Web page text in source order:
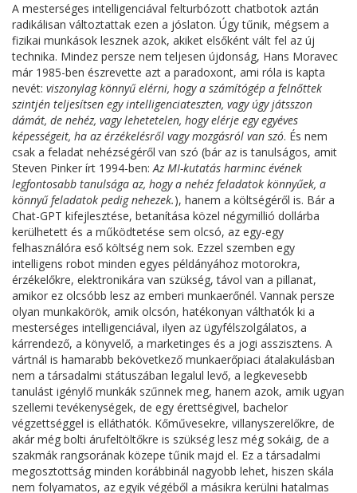
A mesterséges intelligenciával felturbózott chatbotok aztán
radikálisan változtattak ezen a jóslaton. Úgy tűnik, mégsem a
fizikai munkások lesznek azok, akiket elsőként vált fel az új
technika. Mindez persze nem teljesen újdonság, Hans Moravec
már 1985-ben észrevette azt a paradoxont, ami róla is kapta
nevét: viszonylag könnyű elérni, hogy a számítógép a felnőttek
szintjén teljesítsen egy intelligenciateszten, vagy úgy játsszon
dámát, de nehéz, vagy lehetetelen, hogy elérje egy egyéves
képességeit, ha az érzékelésről vagy mozgásról van szó. És nem
csak a feladat nehézségéről van szó (bár az is tanulságos, amit
Steven Pinker írt 1994-ben:Az MI-kutatás harminc évének
legfontosabb tanulsága az, hogy a nehéz feladatok könnyűek, a
könnyű feladatok pedig nehezek.), hanem a költségéről is. Bár a
Chat-GPT kifejlesztése, betanítása közel négymillió dollárba
kerülhetett és a működtetése sem olcsó, az egy-egy
felhasználóra eső költség nem sok. Ezzel szemben egy
intelligens robot minden egyes példányához motorokra,
érzékelőkre, elektronikára van szükség, távol van a pillanat,
amikor ez olcsóbb lesz az emberi munkaerőnél. Vannak persze
olyan munkakörök, amik olcsón, hatékonyan válthatók ki a
mesterséges intelligenciával, ilyen az ügyfélszolgálatos, a
kárrendező, a könyvelő, a marketinges és a jogi asszisztens. A
vártnál is hamarabb bekövetkező munkaerőpiaci átalakulásban
nem a társadalmi státuszában legalul levő, a legkevesebb
tanulást igénylő munkák szűnnek meg, hanem azok, amik ugyan
szellemi tevékenységek, de egy érettségivel, bachelor
végzettséggel is elláthatók. Kőművesekre, villanyszerelőkre, de
akár még bolti árufeltöltőkre is szükség lesz még sokáig, de a
szakmák rangsorának közepe tűnik majd el. Ez a társadalmi
megosztottság minden korábbinál nagyobb lehet, hiszen skála
nem folyamatos, az egyik végéből a másikra kerülni hatalmas